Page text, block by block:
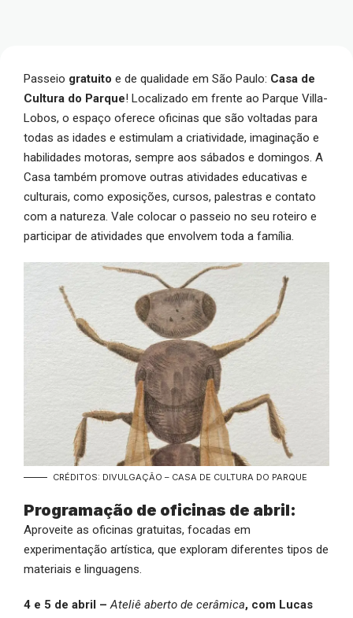
Passeio gratuito e de qualidade em São Paulo: Casa de
Cultura do Parque! Localizado em frente ao Parque Villa-
Lobos, o espaço oferece oficinas que são voltadas para
todas as idades e estimulam a criatividade, imaginação e
habilidades motoras, sempre aos sábados e domingos. A
Casa também promove outras atividades educativas e
culturais, como exposições, cursos, palestras e contato
com a natureza. Vale colocar o passeio no seu roteiro e
participar de atividades que envolvem toda a família.
CRÉDITOS: DIVULGAÇÃO – CASA DE CULTURA DO PARQUE
Programação de oficinas de abril:
Aproveite as oficinas gratuitas, focadas em
experimentação artística, que exploram diferentes tipos de
materiais e linguagens.
4 e 5 de abril – Ateliê aberto de cerâmica, com Lucas